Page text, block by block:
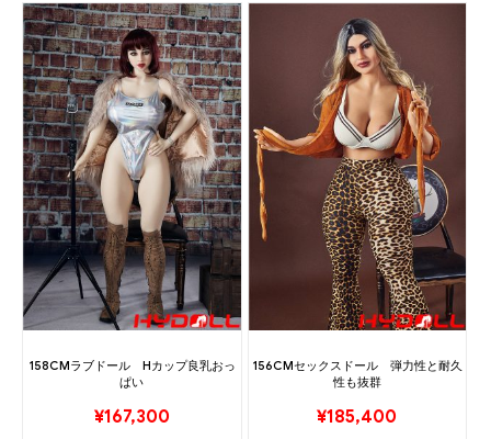
158CMラブドール Hカップ良乳おっ
ぱい
¥167,300
156CMセックスドール 弾力性と耐久
性も抜群
¥185,400